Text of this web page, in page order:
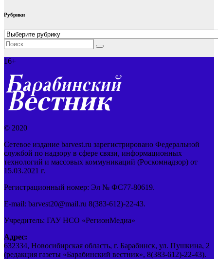
Рубрики
Рубрики
16+
© 2020
Сетевое издание barvest.ru зарегистрировано Федеральной
службой по надзору в сфере связи, информационных
технологий и массовых коммуникаций (Роскомнадзор) от
15.03.2021 г.
Регистрационный номер: Эл № ФС77-80619.
E-mail: barvest20@mail.ru 8(383-612)-22-43.
Учредитель: ГАУ НСО «РегионМедиа»
Адрес:
632334, Новосибирская область, г. Барабинск, ул. Пушкина, 2
(редакция газеты «Барабинский вестник», 8(383-612)-22-43).